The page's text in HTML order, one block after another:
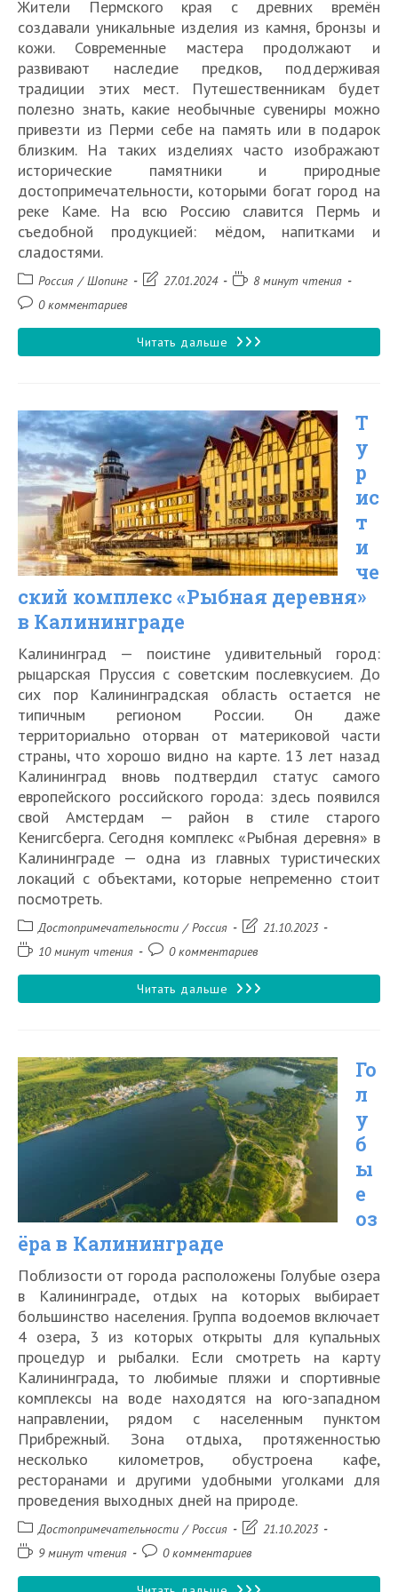
Жители Пермского края с древних времён
создавали уникальные изделия из камня, бронзы и
кожи. Современные мастера продолжают и
развивают наследие предков, поддерживая
традиции этих мест. Путешественникам будет
полезно знать, какие необычные сувениры можно
привезти из Перми себе на память или в подарок
близким. На таких изделиях часто изображают
исторические памятники и природные
достопримечательности, которыми богат город на
реке Каме. На всю Россию славится Пермь и
съедобной продукцией: мёдом, напитками и
сладостями.
Рубрика
записи:
Россия / Шопинг
Запись27.01.2024
Время8 минут чтения
Комментарии
0 комментариев
Читать дальше 15
и
подарков,
которые
можно
привезти
из
Перми
в
2026
году
Т
у
р
ис
т
и
че
ский комплекс «Рыбная деревня»
в Калининграде
Калининград — поистине удивительный город:
рыцарская Пруссия с советским послевкусием. До
сих пор Калининградская область остается не
типичным регионом России. Он даже
территориально оторван от материковой части
страны, что хорошо видно на карте. 13 лет назад
Калининград вновь подтвердил статус самого
европейского российского города: здесь появился
свой Амстердам — район в стиле старого
Кенигсберга. Сегодня комплекс «Рыбная деревня» в
Калининграде — одна из главных туристических
локаций с объектами, которые непременно стоит
посмотреть.
Рубрика
записи:
Достопримечательности / Россия
Запись21.10.2023
Время10 минут чтения
Комментарии
записи:
0 комментариев
Читать дальше Туристический
деревня»
в
Калининграде
Го
л
у
б
ы
е
оз
ёра в Калининграде
Поблизости от города расположены Голубые озера
в Калининграде, отдых на которых выбирает
большинство населения. Группа водоемов включает
4 озера, 3 из которых открыты для купальных
процедур и рыбалки. Если смотреть на карту
Калининграда, то любимые пляжи и спортивные
комплексы на воде находятся на юго-западном
направлении, рядом с населенным пунктом
Прибрежный. Зона отдыха, протяженностью
несколько километров, обустроена кафе,
ресторанами и другими удобными уголками для
проведения выходных дней на природе.
Рубрика
записи:
Достопримечательности / Россия
Запись21.10.2023
Время9 минут чтения
Комментарии
записи:
0 комментариев